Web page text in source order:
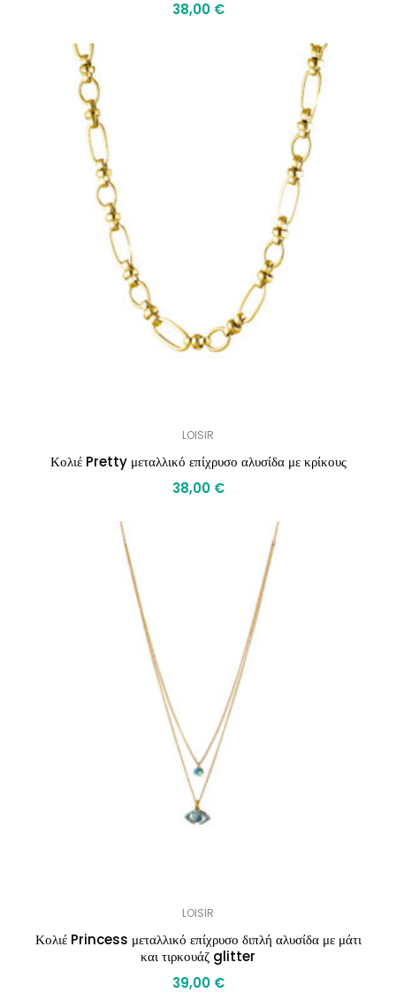
38,00 €
LOISIR
Κολιέ Pretty μεταλλικό επίχρυσο αλυσίδα με κρίκους
38,00 €
LOISIR
Κολιέ Princess μεταλλικό επίχρυσο διπλή αλυσίδα με μάτι
και τιρκουάζ glitter
39,00 €